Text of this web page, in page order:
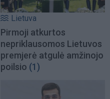
Lietuva
Pirmoji atkurtos
nepriklausomos Lietuvos
premjerė atgulė amžinojo
poilsio (1)